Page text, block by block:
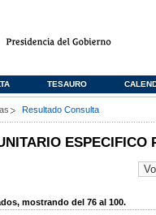
TESAURO
Resultado Consulta
ESPECIFICO
mostrando del 76 al 100.